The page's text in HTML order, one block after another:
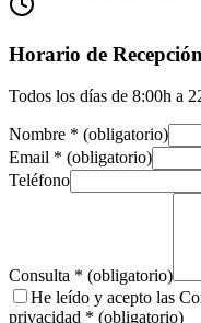
Horario de Recepción
Todos los días de 8:00h a
Nombre * (obligatorio)
Email * (obligatorio)
Teléfono
Consulta * (obligatorio)
He leído y acepto las
privacidad * (obligatorio)